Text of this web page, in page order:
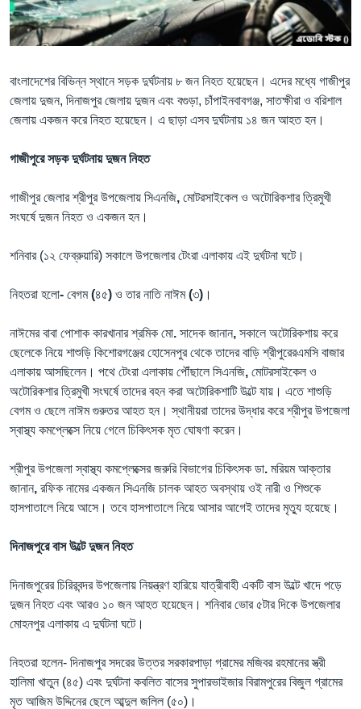
Learning English
বাংলাদেশের বিভিন্ন স্থানে সড়ক দুর্ঘটনায় ৮ জন নিহত হয়েছেন। এদের মধ্যে গাজীপুর
জেলায় দুজন, দিনাজপুর জেলায় দুজন এবং বগুড়া, চাঁপাইনবাবগঞ্জ, সাতক্ষীরা ও বরিশাল
জেলায় একজন করে নিহত হয়েছেন। এ ছাড়া এসব দুর্ঘটনায় ১৪ জন আহত হন।
গাজীপুরে সড়ক দুর্ঘটনায় দুজন নিহত
গাজীপুর জেলার শ্রীপুর উপজেলায় সিএনজি, মোটরসাইকেল ও অটোরিকশার ত্রিমুখী
সংঘর্ষে দুজন নিহত ও একজন হন।
শনিবার (১২ ফেব্রুয়ারি) সকালে উপজেলার টেংরা এলাকায় এই দুর্ঘটনা ঘটে।
নিহতরা হলো- বেগম(৪৫) ও তার নাতি নাঈম(৩) ।
নাঈমের বাবা পোশাক কারখানার শ্রমিক মো. সাদেক জানান, সকালে অটোরিকশায় করে
ছেলেকে নিয়ে শাশুড়ি কিশোরগঞ্জের হোসেনপুর থেকে তাদের বাড়ি শ্রীপুরেরএমসি বাজার
এলাকায় আসছিলেন। পথে টেংরা এলাকায় পৌঁছালে সিএনজি, মোটরসাইকেল ও
অটোরিকশার ত্রিমুখী সংঘর্ষে তাদের বহন করা অটোরিকশাটি উল্টে যায়। এতে শাশুড়ি
বেগম ও ছেলে নাঈম গুরুতর আহত হন। স্থানীয়রা তাদের উদ্ধার করে শ্রীপুর উপজেলা
স্বাস্থ্য কমপ্লেক্সে নিয়ে গেলে চিকিৎসক মৃত ঘোষণা করেন।
শ্রীপুর উপজেলা স্বাস্থ্য কমপ্লেক্সের জরুরি বিভাগের চিকিৎসক ডা. মরিয়ম আক্তার
জানান, রফিক নামের একজন সিএনজি চালক আহত অবস্থায় ওই নারী ও শিশুকে
হাসপাতালে নিয়ে আসে। তবে হাসপাতালে নিয়ে আসার আগেই তাদের মৃত্যু হয়েছে।
দিনাজপুরে বাস উল্টে দুজন নিহত
দিনাজপুরের চিরিরবন্দর উপজেলায় নিয়ন্ত্রণ হারিয়ে যাত্রীবাহী একটি বাস উল্টে খাদে পড়ে
দুজন নিহত এবং আরও ১০ জন আহত হয়েছেন। শনিবার ভোর ৫টার দিকে উপজেলার
মোহনপুর এলাকায় এ দুর্ঘটনা ঘটে।
নিহতরা হলেন- দিনাজপুর সদরের উত্তর সরকারপাড়া গ্রামের মজিবর রহমানের স্ত্রী
হালিমা খাতুন (৪৫) এবং দুর্ঘটনা কবলিত বাসের সুপারভাইজার বিরামপুরের বিজুল গ্রামের
মৃত আজিম উদ্দিনের ছেলে আব্দুল জলিল (৫০)।